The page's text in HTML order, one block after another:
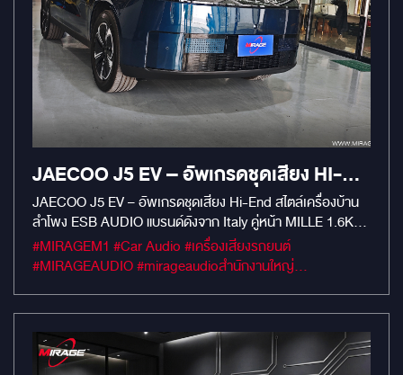
ถือว่าคุ้มที่สุดแล้วครับ
คือเรื่องนี้ครับ... ความน่ากลัวของการทำเครื่องเสียงรถ EV ไม่ใช่
เรื่องกินไฟ แต่คือ "ความชุ่ยของการตัดต่อสายไฟ" ถ้าร้านที่คุณ
ไปทำ ไม่ชำนาญระบบรถไฟฟ้า แล้วเผลอไปตัดต่อยุ่งเกี่ยวกับสาย
ไฟเมนของตัวรถ สิ่งที่ตามมา คือ ระบบคอมพิวเตอร์และสมองกล
ของรถจะรวนทันที และ ที่หนักที่สุดคือ "ประกันศูนย์ขาด" ทันที นี่
แหละคือฝันร้ายของจริง ที่ MIRAGE AUDIO เราจัดการปัญหานี้
ให้จบด้วยมาตรฐานการติดตั้งแบบ Plug & Play 100% อุปกรณ์
และลำโพงทุกชิ้นใช้ปลั๊กตรงรุ่น เสียบเข้ากับระบบเดิมของตัวรถได้
เลย โดยไม่มีการตัดต่อสายไฟแม้แต่เส้นเดียว ระบบไฟสมบูรณ์ รถ
ไม่ช้ำ ประกันศูนย์อยู่ครบ และได้คุณภาพเสียงที่ดีขึ้นแบบคนละ
เรื่องครับ เลิกกังวลเรื่องแบตเตอรี่ แล้วมาฟินกับมิติเสียงในรถดี
กว่าครับ แล้วคนใช้รถ EV แถวนี้ล่ะครับ... มีใครเคยอยากทำ
เครื่องเสียง แต่โดนเพื่อนเบรก หรือ มีความกังวลเรื่องระบบไฟกัน
บ้างไหม? ลองพิมพ์ "รุ่นรถ" หรือแชร์ความกังวลของคุณทิ้งไว้
ด้านล่างหน่อยครับ เดี๋ยวผมกับทีมช่างจะมาช่วยไขข้อข้องใจให้ทีละ
เคสเลย
JAECOO J5 EV – อัพเกรดชุดเสียง HI-
END ด้วย ESB AUDIO แบรนด์ดังจาก
ITALY
JAECOO J5 EV – อัพเกรดชุดเสียง Hi-End สไตล์เครื่องบ้าน
ลำโพง ESB AUDIO แบรนด์ดังจาก Italy คู่หน้า MILLE 1.6K2X
คู่หลัง MILLE 1.6C ติดตั้งแบบ Plug&Play ทั้งคัน ไม่ต้องตัดต่อ
สาย เก็บงานเนี๊ยบพร้อมแดมป์ทั้ง 4 บานด้วย Damp Mercury
สตูดิโอ เพิ่มพลังเสียงเบสด้วย SUBBOX ALPINE PWE-M770
ขนาด 7 นิ้ว ซ่อนใต้เบาะแบบเนียนกริบ พร้อมทำแผงครอบ sub
อย่างดี รถเงียบขึ้น เสียงดีขึ้น ฟีลดีขึ้น… ยิ่งขับยิ่งเพลิน
#MIRAGEM1 #Car Audio #เครื่องเสียงรถยนต์
#MIRAGEAUDIO #mirageaudioสำนักงานใหญ่